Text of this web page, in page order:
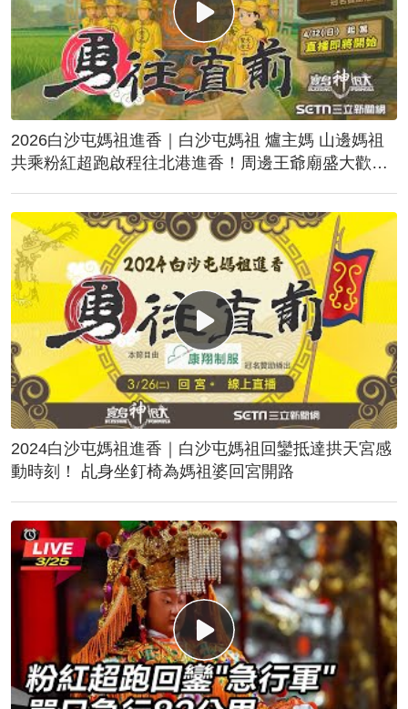
2026白沙屯媽祖進香｜白沙屯媽祖 爐主媽 山邊媽祖
共乘粉紅超跑啟程往北港進香！周邊王爺廟盛大歡
2024白沙屯媽祖進香｜白沙屯媽祖回鑾抵達拱天宮感
動時刻！ 乩身坐釘椅為媽祖婆回宮開路